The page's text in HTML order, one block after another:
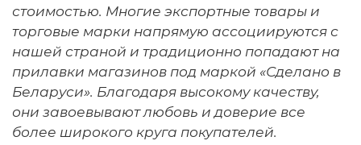
стоимостью. Многие экспортные товары и
торговые марки напрямую ассоциируются с
нашей страной и традиционно попадают на
прилавки магазинов под маркой «Сделано в
Беларуси». Благодаря высокому качеству,
они завоевывают любовь и доверие все
более широкого круга покупателей.